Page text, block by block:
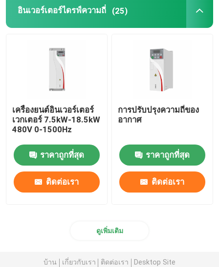
อินเวอร์เตอร์ไดรฟ์ความถี่ (25)
เครื่องยนต์อินเวอร์เตอร์
เวกเตอร์ 7.5kW-18.5kW
480V 0-1500Hz
ราคาถูกที่สุด
ติดต่อเรา
การปรับปรุงความถี่ของ
อากาศ
ราคาถูกที่สุด
ติดต่อเรา
ดูเพิ่มเติม
บ้าน เกี่ยวกับเรา ติดต่อเรา Desktop Site